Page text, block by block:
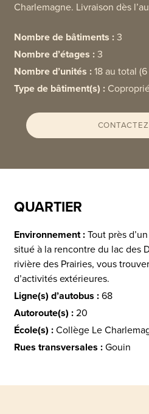
Charlemagne. Livraison dès
Nombre de bâtiments :3
Nombre d’étages :3
Nombre d’unités :18 au total
Type de bâtiment(s) :
QUARTIER
Environnement : Tout près
situé à la rencontre du lac des
rivière des Prairies, vous
d’activités extérieures.
Ligne(s) d’autobus : 68
Autoroute(s) : 20
École(s) : Collège Le
Rues transversales : Gouin